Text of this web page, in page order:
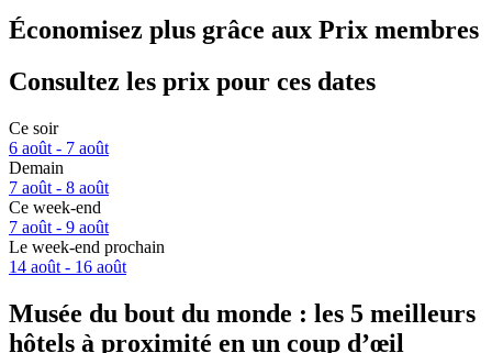
Économisez plus grâce aux Prix membres
Consultez les prix pour ces dates
Ce soir
6 août - 7 août
Demain
7 août - 8 août
Ce week-end
7 août - 9 août
Le week-end prochain
14 août - 16 août
Musée du bout du monde : les 5 meilleurs
hôtels à proximité en un coup d’œil